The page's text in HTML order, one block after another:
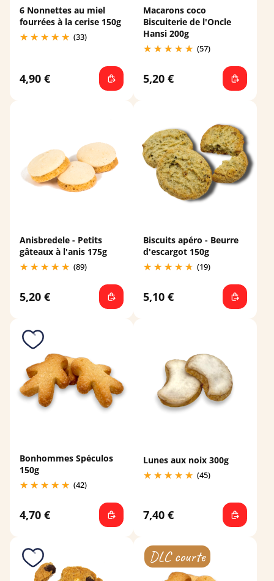
6 Nonnettes au miel
fourrées à la cerise 150g
(33)
4,90 €
Macarons coco
Biscuiterie de l'Oncle
Hansi 200g
(57)
5,20 €
Anisbredele - Petits
gâteaux à l'anis 175g
(89)
5,20 €
Biscuits apéro - Beurre
d'escargot 150g
(19)
5,10 €
Bonhommes Spéculos
150g
(42)
4,70 €
Lunes aux noix 300g
(45)
7,40 €